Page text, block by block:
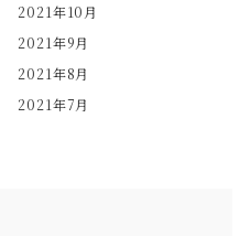
2021年10月
2021年9月
2021年8月
2021年7月